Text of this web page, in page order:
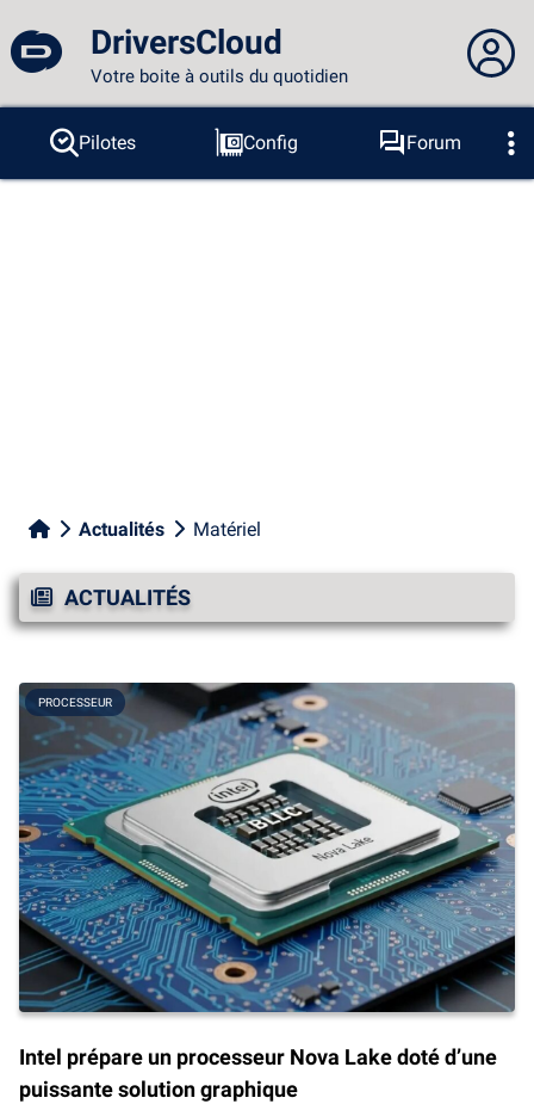
DriversCloud
Votre boite à outils du quotidien
Vous n'êtes pas connecté...
Connexion au site
Pilotes Config
Forum
Sondes
BSOD Outils
Actualités Matériel
ACTUALITÉS
PROCESSEUR
Intel prépare un processeur Nova Lake doté d’une
puissante solution graphique